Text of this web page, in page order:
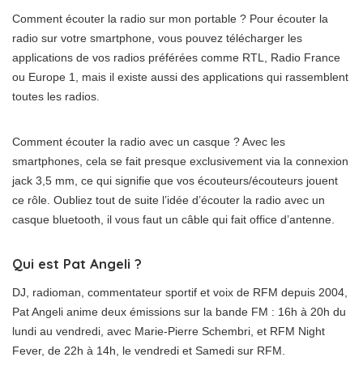
Comment écouter la radio sur mon portable ? Pour écouter la
radio sur votre smartphone, vous pouvez télécharger les
applications de vos radios préférées comme RTL, Radio France
ou Europe 1, mais il existe aussi des applications qui rassemblent
toutes les radios.
Comment écouter la radio avec un casque ? Avec les
smartphones, cela se fait presque exclusivement via la connexion
jack 3,5 mm, ce qui signifie que vos écouteurs/écouteurs jouent
ce rôle. Oubliez tout de suite l’idée d’écouter la radio avec un
casque bluetooth, il vous faut un câble qui fait office d’antenne.
Qui est Pat Angeli ?
DJ, radioman, commentateur sportif et voix de RFM depuis 2004,
Pat Angeli anime deux émissions sur la bande FM : 16h à 20h du
lundi au vendredi, avec Marie-Pierre Schembri, et RFM Night
Fever, de 22h à 14h, le vendredi et Samedi sur RFM.